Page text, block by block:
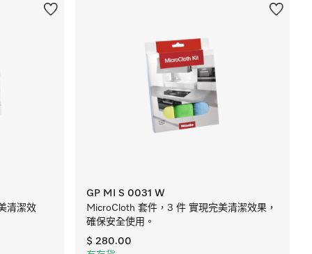
清潔效
GP MI S 0031 W
MicroCloth 套件，3 件 實現完美清潔效果，
確保安全使用。
$ 280.00